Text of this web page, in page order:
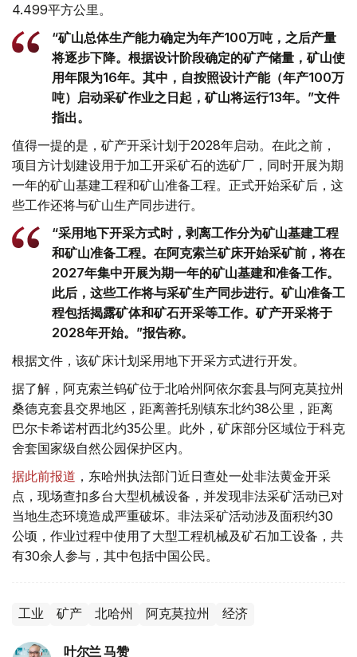
4.499平方公里。
“矿山总体生产能力确定为年产100万吨，之后产量
将逐步下降。根据设计阶段确定的矿产储量，矿山使
用年限为16年。其中，自按照设计产能（年产100万
吨）启动采矿作业之日起，矿山将运行13年。”文件
指出。
值得一提的是，矿产开采计划于2028年启动。在此之前，
项目方计划建设用于加工开采矿石的选矿厂，同时开展为期
一年的矿山基建工程和矿山准备工程。正式开始采矿后，这
些工作还将与矿山生产同步进行。
“采用地下开采方式时，剥离工作分为矿山基建工程
和矿山准备工程。在阿克索兰矿床开始采矿前，将在
2027年集中开展为期一年的矿山基建和准备工作。
此后，这些工作将与采矿生产同步进行。矿山准备工
程包括揭露矿体和矿石开采等工作。矿产开采将于
2028年开始。”报告称。
根据文件，该矿床计划采用地下开采方式进行开发。
据了解，阿克索兰钨矿位于北哈州阿依尔套县与阿克莫拉州
桑德克套县交界地区，距离善托别镇东北约38公里，距离
巴尔卡希诺村西北约35公里。此外，矿床部分区域位于科克
舍套国家级自然公园保护区内。
据此前报道 ，东哈州执法部门近日查处一处非法黄金开采
点，现场查扣多台大型机械设备，并发现非法采矿活动已对
当地生态环境造成严重破坏。非法采矿活动涉及面积约30
公顷，作业过程中使用了大型工程机械及矿石加工设备，共
有30余人参与，其中包括中国公民。
工业 矿产 北哈州 阿克莫拉州 经济
叶尔兰 马赞